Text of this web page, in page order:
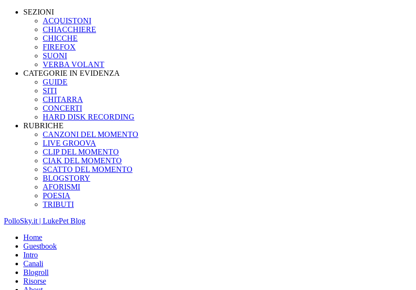
SEZIONI
ACQUISTONI
CHIACCHIERE
CHICCHE
FIREFOX
SUONI
VERBA VOLANT
CATEGORIE IN EVIDENZA
GUIDE
SITI
CHITARRA
CONCERTI
HARD DISK RECORDING
RUBRICHE
CANZONI DEL MOMENTO
LIVE GROOVA
CLIP DEL MOMENTO
CIAK DEL MOMENTO
SCATTO DEL MOMENTO
BLOGSTORY
AFORISMI
POESIA
TRIBUTI
PolloSky.it | LukePet Blog
Home
Guestbook
Intro
Canali
Blogroll
Risorse